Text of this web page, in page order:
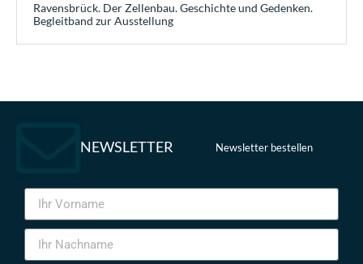
Ravensbrück. Der Zellenbau. Geschichte und Gedenken.
Begleitband zur Ausstellung
NEWSLETTER Newsletter bestellen